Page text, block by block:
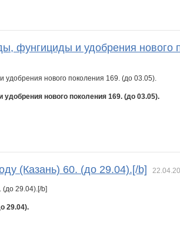
фунгициды и удобрения нового
нового поколения 169. (до 03.05).
(Казань) 60. (до 29.04).[/b]
29.04).